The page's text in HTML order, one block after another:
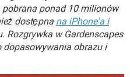
pobrana ponad 10 milionów
dostępna na iPhone'a i
Rozgrywka w Gardenscapes
dopasowywania obrazu i